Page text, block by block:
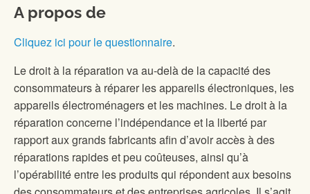
A propos de
Cliquez ici pour le questionnaire.
Le droit à la réparation va au-delà de la capacité des
consommateurs à réparer les appareils électroniques, les
appareils électroménagers et les machines. Le droit à la
réparation concerne l’indépendance et la liberté par
rapport aux grands fabricants afin d’avoir accès à des
réparations rapides et peu coûteuses, ainsi qu’à
l’opérabilité entre les produits qui répondent aux besoins